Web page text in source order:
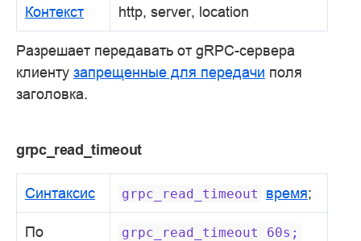
Контекст http, server, location
Разрешает передавать от gRPC-сервера
клиенту запрещенные для передачи поля
заголовка.
grpc_read_timeout
Синтаксис grpc_read_timeout время;
По
grpc_read_timeout 60s;